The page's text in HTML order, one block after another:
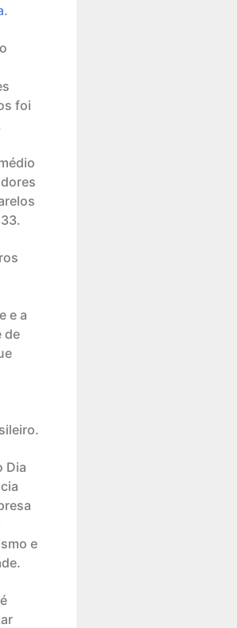
.
foi
e a
de
Dia
e